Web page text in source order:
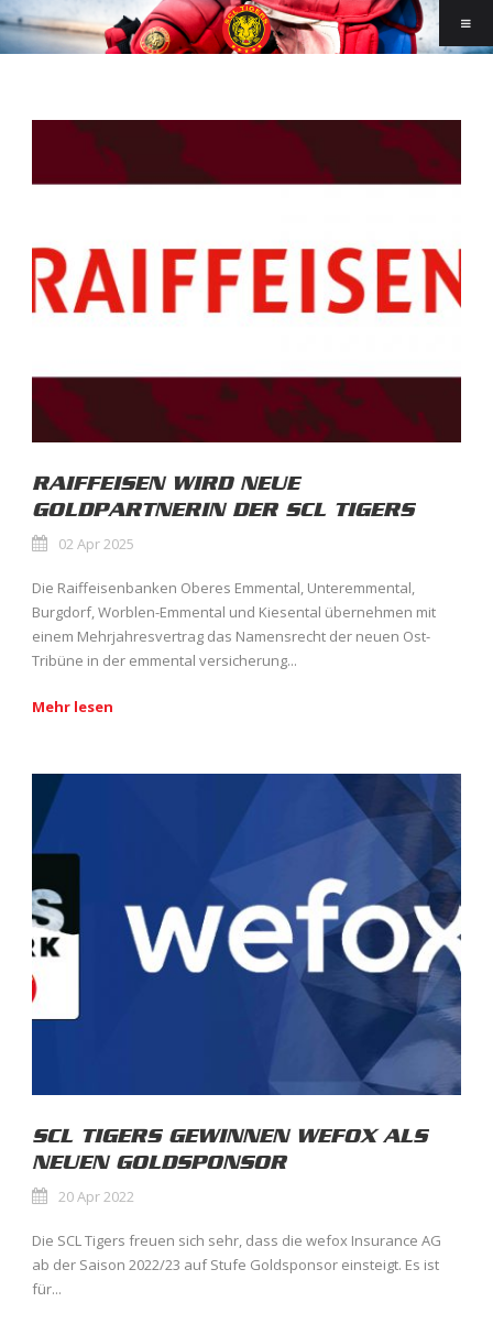
RAIFFEISEN WIRD NEUE
GOLDPARTNERIN DER SCL TIGERS
02 Apr 2025
Die Raiffeisenbanken Oberes Emmental, Unteremmental,
Burgdorf, Worblen-Emmental und Kiesental übernehmen mit
einem Mehrjahresvertrag das Namensrecht der neuen Ost-
Tribüne in der emmental versicherung...
Mehr lesen
SCL TIGERS GEWINNEN WEFOX ALS
NEUEN GOLDSPONSOR
20 Apr 2022
Die SCL Tigers freuen sich sehr, dass die wefox Insurance AG
ab der Saison 2022/23 auf Stufe Goldsponsor einsteigt. Es ist
für...